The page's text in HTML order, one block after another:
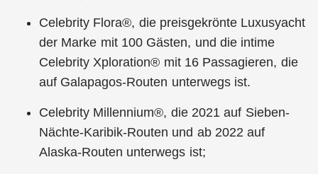
Celebrity Flora®, die preisgekrönte Luxusyacht
der Marke mit 100 Gästen, und die intime
Celebrity Xploration® mit 16 Passagieren, die
auf Galapagos-Routen unterwegs ist.
Celebrity Millennium®, die 2021 auf Sieben-
Nächte-Karibik-Routen und ab 2022 auf
Alaska-Routen unterwegs ist;